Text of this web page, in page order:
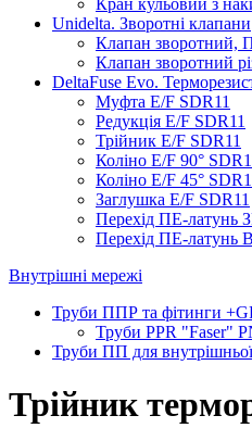
Кран кульовий з
Unidelta. Зворотні клапани
Клапан зворотний,
Клапан зворотний
DeltaFuse Evo.
Муфта E/F SDR11
Редукція E/F SDR11
Трійник E/F SDR11
Коліно E/F 90°
Коліно E/F 45°
Заглушка E/F SDR11
Перехід ПЕ-латунь
Перехід ПЕ-латунь
Внутрішні мережі
Труби ППР та фітинги
Труби PPR "Faser"
Труби ПП для внутрішньої
Трійник